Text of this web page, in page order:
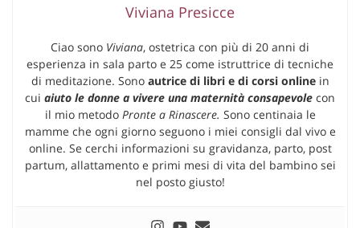
Viviana Presicce
Ciao sono Viviana, ostetrica con più di 20 anni di
esperienza in sala parto e 25 come istruttrice di tecniche
di meditazione. Sono autrice di libri e di corsi onlinein
cui aiuto le donne a vivere una maternità consapevole con
il mio metodo Pronte a Rinascere. Sono centinaia le
mamme che ogni giorno seguono i miei consigli dal vivo e
online. Se cerchi informazioni su gravidanza, parto, post
partum, allattamento e primi mesi di vita del bambino sei
nel posto giusto!